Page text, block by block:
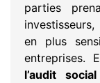
parties
en plus
entreprises.
l’audit